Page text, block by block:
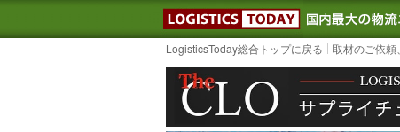
LOGISTICS
LogisticsToday総合トップに戻る 取材のご依